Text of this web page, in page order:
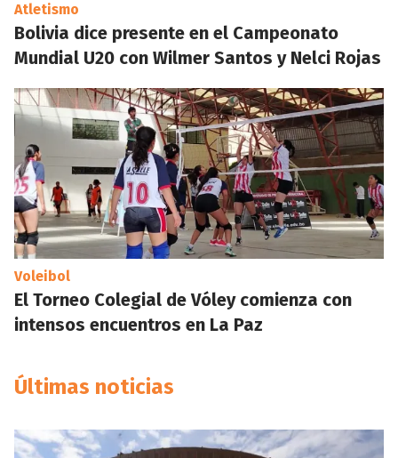
Atletismo
Bolivia dice presente en el Campeonato
Mundial U20 con Wilmer Santos y Nelci Rojas
Voleibol
El Torneo Colegial de Vóley comienza con
intensos encuentros en La Paz
Últimas noticias